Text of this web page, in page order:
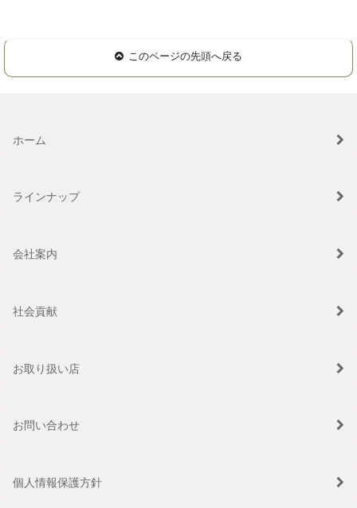
このページの先頭へ戻る
ホーム
ラインナップ
会社案内
社会貢献
お取り扱い店
お問い合わせ
個人情報保護方針